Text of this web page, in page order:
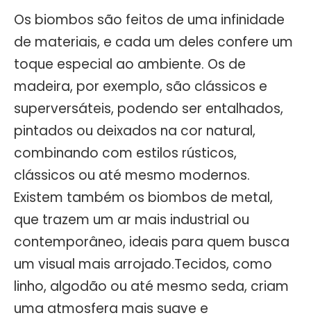
Os biombos são feitos de uma infinidade
de materiais, e cada um deles confere um
toque especial ao ambiente. Os de
madeira, por exemplo, são clássicos e
superversáteis, podendo ser entalhados,
pintados ou deixados na cor natural,
combinando com estilos rústicos,
clássicos ou até mesmo modernos.
Existem também os biombos de metal,
que trazem um ar mais industrial ou
contemporâneo, ideais para quem busca
um visual mais arrojado.Tecidos, como
linho, algodão ou até mesmo seda, criam
uma atmosfera mais suave e